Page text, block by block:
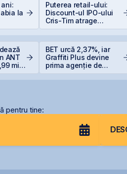
la
Puterea retail-ului:
Discount-ul IPO-ului
Cris-Tim atrage
subscrieri de peste 2
a companiei
ANT
mil.
BET urcă 2,37%, iar
Graffiti Plus devine
prima agenție de
pentru tine: